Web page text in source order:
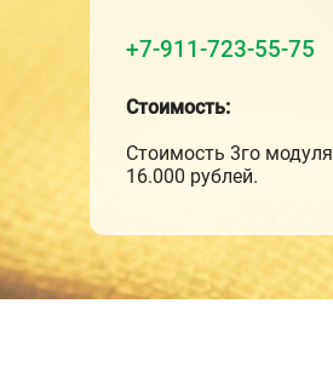
+7-911-723-55-75
Стоимость:
Стоимость 3го модуля
16.000 рублей.